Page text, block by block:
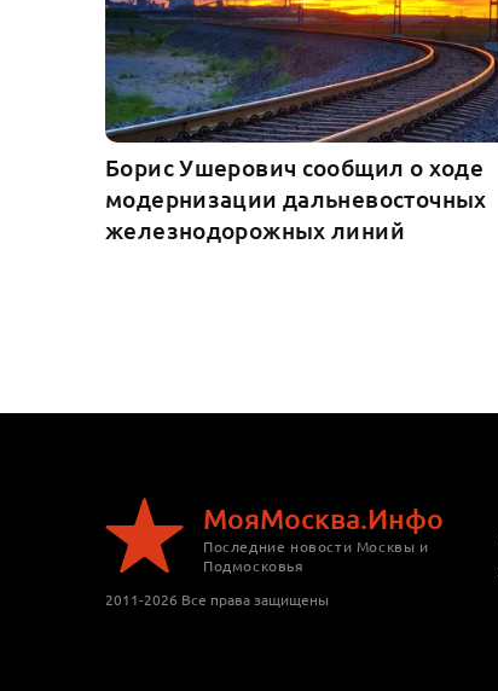
Борис Ушерович сообщил о ходе
модернизации дальневосточных
железнодорожных линий
МояМосква.Инфо
Последние новости Москвы и
Подмосковья
2011-2026 Все права защищены